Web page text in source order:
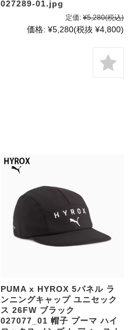
027289-01.jpg
定価: ¥5,280(税込)
価格: ¥5,280(税抜 ¥4,800)
PUMA x HYROX 5パネル ラ
ンニングキャップ ユニセック
ス 26FW ブラック
027077_01 帽子 プーマ ハイ